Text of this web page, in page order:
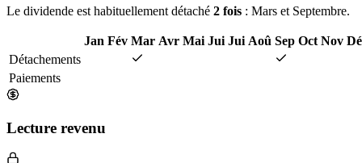
Le dividende est habituellement détaché 2 fois : Mars et Septembre.
Jan Fév Mar Avr Mai Jui Jui Aoû Sep Oct Nov
Détachements
Paiements
Lecture revenu